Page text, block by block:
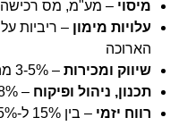
מיסוי – מע"מ, מס רכישה,
עלויות מימון – ריביות
הארוכה
שיווק ומכירות – 3-5% מהמחיר הסופי
תכנון, ניהול ופיקוח – 5-8% מעלויות הבנייה
רווח יזמי – בין 15% ל-25% בהתאם לסיכון